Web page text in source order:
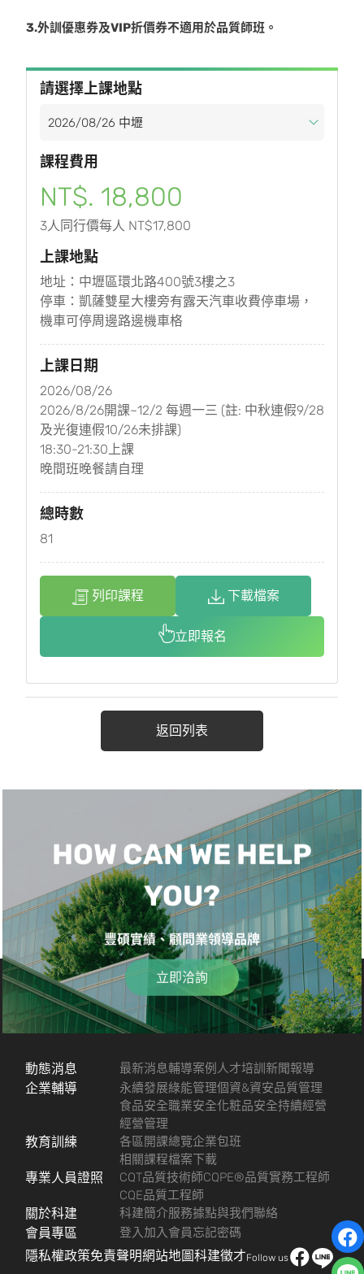
3.外訓優惠券及VIP折價券不適用於品質師班。
請選擇上課地點
課程費用
NT$. 18,800
3人同行價每人 NT$17,800
上課地點
地址：中壢區環北路400號3樓之3
停車：凱薩雙星大樓旁有露天汽車收費停車場，
機車可停周邊路邊機車格
上課日期
2026/08/26
2026/8/26開課~12/2 每週一三 (註: 中秋連假9/28
及光復連假10/26未排課)
18:30-21:30上課
晚間班晚餐請自理
總時數
81
列印課程 下載檔案
立即報名
返回列表
HOW CAN WE HELP
YOU?
豐碩實績、顧問業領導品牌
立即洽詢
動態消息 最新消息輔導案例 人才培訓新聞報導
企業輔導 永續發展綠能管理個資&資安品質管理
食品安全職業安全化粧品安全持續經營
經營管理
教育訓練 各區開課總覽企業包班
相關課程檔案下載
專業人員證照 CQT品質技術師CQPE®品質實務工程師
CQE品質工程師
關於科建 科建簡介服務據點與我們聯絡
會員專區 登入加入會員忘記密碼
隱私權政策免責聲明網站地圖科建徵才Follow us